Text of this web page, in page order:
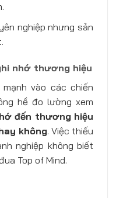
nghiệp nhưng sản
nhớ thương hiệu
vào các chiến
hề đo lường xem
đến thương hiệu
không. Việc thiếu
nghiệp không biết
Top of Mind.